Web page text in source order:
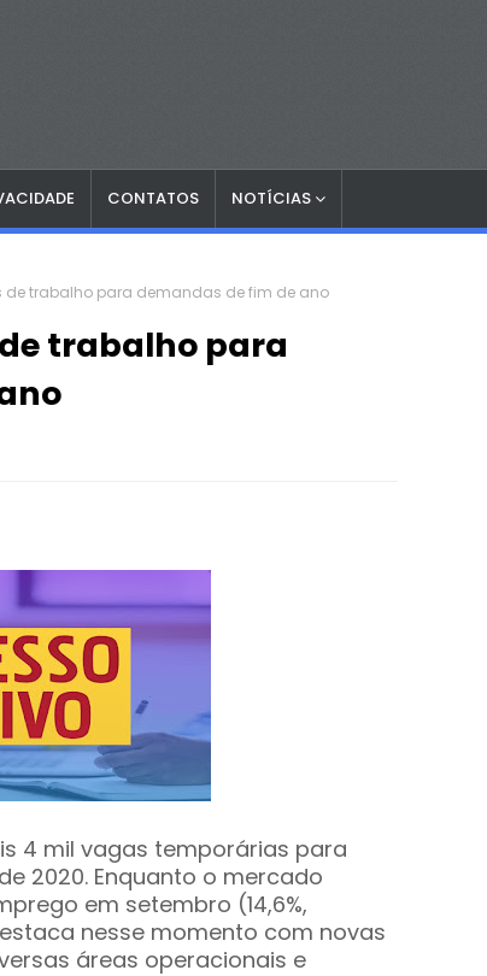
CONTATOS NOTÍCIAS
de trabalho para demandas de fim de ano
trabalho para
4 mil vagas temporárias para
2020. Enquanto o mercado
em setembro (14,6%,
nesse momento com novas
áreas operacionais e